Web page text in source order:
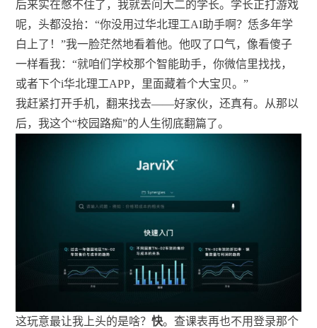
后来实在憋不住了，我就去问大二的学长。学长正打游戏
呢，头都没抬：“你没用过华北理工AI助手啊？恁多年学
白上了！”我一脸茫然地看着他。他叹了口气，像看傻子
一样看我：“就咱们学校那个智能助手，你微信里找找，
或者下个i华北理工APP，里面藏着个大宝贝。”
我赶紧打开手机，翻来找去——好家伙，还真有。从那以
后，我这个“校园路痴”的人生彻底翻篇了。
这玩意最让我上头的是啥？快。查课表再也不用登录那个